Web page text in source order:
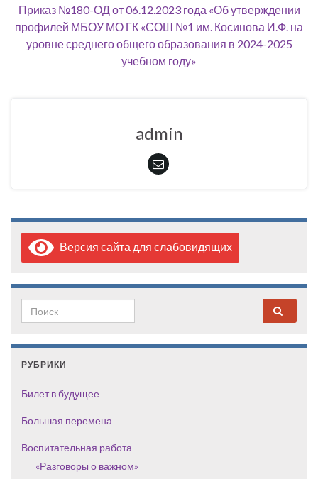
Приказ №180-ОД от 06.12.2023 года «Об утверждении
профилей МБОУ МО ГК «СОШ №1 им. Косинова И.Ф. на
уровне среднего общего образования в 2024-2025
учебном году»
admin
Версия сайта для слабовидящих
Search for:
РУБРИКИ
Билет в будущее
Большая перемена
Воспитательная работа
«Разговоры о важном»